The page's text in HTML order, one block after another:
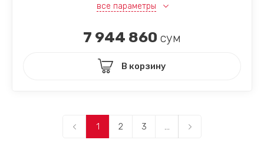
все параметры
7 944 860 сум
В корзину
1 2 3 ...